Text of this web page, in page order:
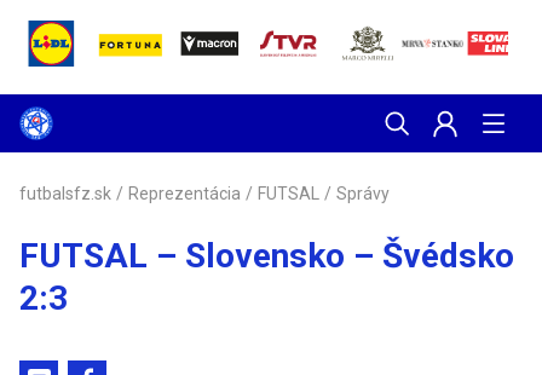
futbalsfz.sk / Reprezentácia / FUTSAL / Správy
FUTSAL – Slovensko – Švédsko
2:3